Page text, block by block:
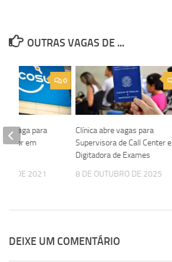
OUTRAS VAGAS DE ...
Clínica abre vagas para
Supervisora de Call Center e
Digitadora de Exames
8 DE OUTUBRO DE 2025
0
vaga para
em
DE 2021
DEIXE UM COMENTÁRIO